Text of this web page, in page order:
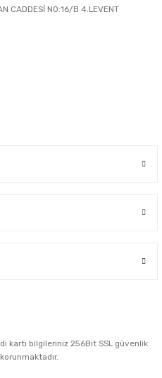
CADDESİ NO:16/B 4.LEVENT
kartı bilgileriniz 256Bit SSL güvenlik